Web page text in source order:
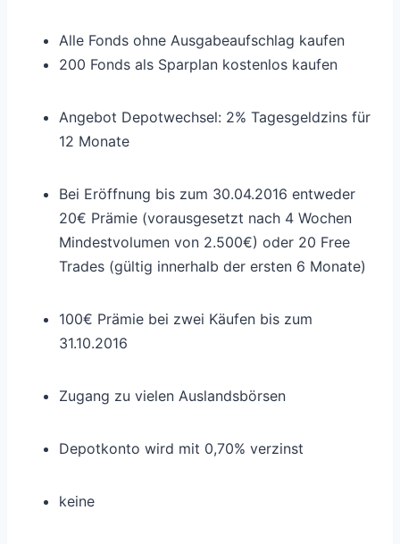
Alle Fonds ohne Ausgabeaufschlag kaufen
200 Fonds als Sparplan kostenlos kaufen
Angebot Depotwechsel: 2% Tagesgeldzins für
12 Monate
Bei Eröffnung bis zum 30.04.2016 entweder
20€ Prämie (vorausgesetzt nach 4 Wochen
Mindestvolumen von 2.500€) oder 20 Free
Trades (gültig innerhalb der ersten 6 Monate)
100€ Prämie bei zwei Käufen bis zum
31.10.2016
Zugang zu vielen Auslandsbörsen
Depotkonto wird mit 0,70% verzinst
keine